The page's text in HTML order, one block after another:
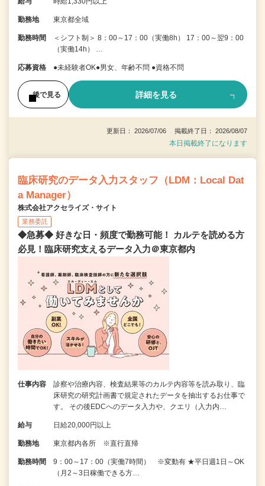
勤務地 東京都全域
勤務時間
＜シフト制＞ 8：00～17：00（実働8h） 17：00～翌9：00
（実働14h） …
応募資格 ●未経験者OK●男女、年齢不問 ●資格不問
後で見る 詳細を見る
更新日： 2026/07/06 掲載終了日： 2026/08/07
本日掲載終了になります
臨床研究のデータ入力スタッフ（LDM：Local Dat
a Manager）
株式会社アクセライズ・サイト
業務委託
◆急募◆ 好きな日・頻度で勤務可能！ カルテを読める方
必見！臨床研究支えるデータ入力＠東京都内
仕事内容
診察や治療内容、検査結果等のカルテ内容等を読み取り、臨
床研究の研究計画書で規定されたデータを抽出するお仕事で
す。 その後EDCへのデータ入力や、クエリ（入力内…
給与 日給20,000円以上
勤務地 東京都内各所 ※直行直帰
勤務時間
9：00～17：00（実働7時間） ※変動有 ★平日週1日～OK
（月2～3日稼働できる方…